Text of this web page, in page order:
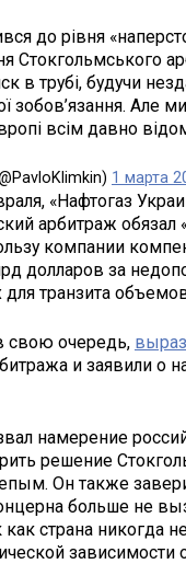
до рівня
Стокгольмського
в трубі, будучи
зобов’язання. Але
всім давно
1 марта
«Нафтогаз
арбитраж обязал
компании
долларов за
транзита
свою очередь,
и заявили о
намерение
решение
Он также
больше не
как страна никогда
зависимости